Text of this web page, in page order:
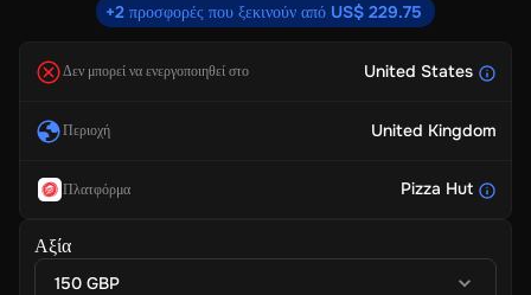
+2 προσφορές που ξεκινούν από US$ 229.75
Δεν μπορεί να ενεργοποιηθεί στο United States
Περιοχή United Kingdom
Πλατφόρμα Pizza Hut
Αξία
150 GBP